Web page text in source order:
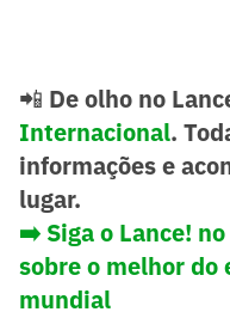
📲 De olho no
Internacional.
informações e
lugar.
➡️ Siga o Lance!
sobre o melhor
mundial